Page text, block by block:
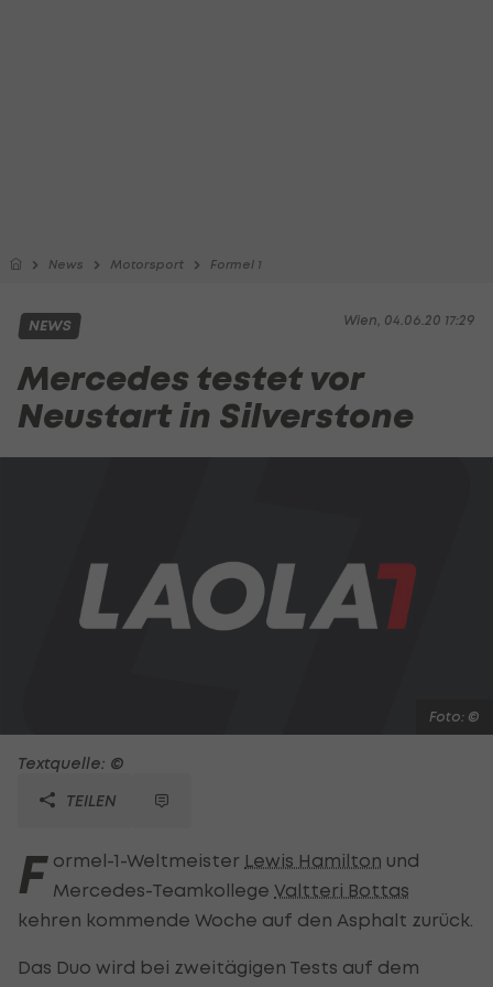
News Motorsport Formel 1
Wien, 04.06.20 17:29
NEWS
Mercedes testet vor
Neustart in Silverstone
Foto: ©
Textquelle: ©
TEILEN
F ormel-1-Weltmeister Lewis Hamilton und
Mercedes-Teamkollege Valtteri Bottas
kehren kommende Woche auf den Asphalt zurück.
Das Duo wird bei zweitägigen Tests auf dem